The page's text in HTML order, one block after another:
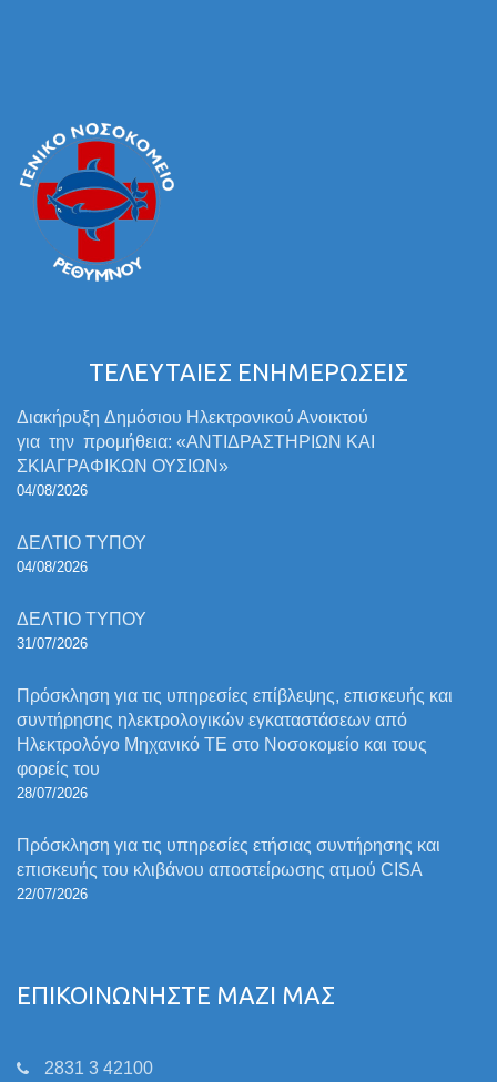
ΤΕΛΕΥΤΑΙΕΣ ΕΝΗΜΕΡΩΣΕΙΣ
Διακήρυξη Δημόσιου Ηλεκτρονικού Ανοικτού
για την προμήθεια: «ΑΝΤΙΔΡΑΣΤΗΡΙΩΝ ΚΑΙ
ΣΚΙΑΓΡΑΦΙΚΩΝ ΟΥΣΙΩΝ»
04/08/2026
ΔΕΛΤΙΟ ΤΥΠΟΥ
04/08/2026
ΔΕΛΤΙΟ ΤΥΠΟΥ
31/07/2026
Πρόσκληση για τις υπηρεσίες επίβλεψης, επισκευής και
συντήρησης ηλεκτρολογικών εγκαταστάσεων από
Ηλεκτρολόγο Μηχανικό ΤΕ στο Νοσοκομείο και τους
φορείς του
28/07/2026
Πρόσκληση για τις υπηρεσίες ετήσιας συντήρησης και
επισκευής του κλιβάνου αποστείρωσης ατμού CISA
22/07/2026
ΕΠΙΚΟΙΝΩΝΗΣΤΕ ΜΑΖΙ ΜΑΣ
2831 3 42100